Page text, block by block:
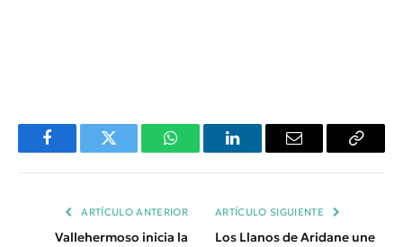
FacebookTwitter WhatsAppLinkedInEmail
Copiar
ARTÍCULO ANTERIOR
Vallehermoso inicia la
ARTÍCULO SIGUIENTE
Los Llanos de Aridane une